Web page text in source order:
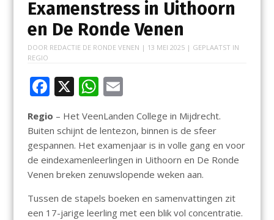
Examenstress in Uithoorn
en De Ronde Venen
DOOR REDACTIE DE RONDE VENEN | 13 MEI 2025| GEPLAATST IN
REGIO
F
e
b
o
o
k
X W
at
s
A
p
p
E
m
ai
l
Regio – Het VeenLanden College in Mijdrecht.
Buiten schijnt de lentezon, binnen is de sfeer
gespannen. Het examenjaar is in volle gang en voor
de eindexamenleerlingen in Uithoorn en De Ronde
Venen breken zenuwslopende weken aan.
Tussen de stapels boeken en samenvattingen zit
een 17-jarige leerling met een blik vol concentratie.